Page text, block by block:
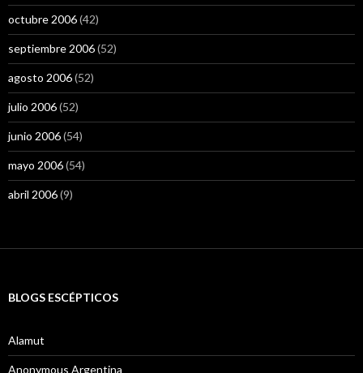
octubre 2006(42)
septiembre 2006(52)
agosto 2006(52)
julio 2006(52)
junio 2006(54)
mayo 2006(54)
abril 2006(9)
BLOGS ESCÉPTICOS
Alamut
Anonymous Argentina